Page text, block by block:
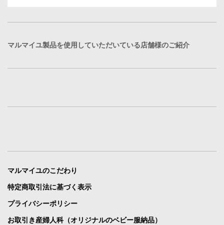
マルマイユ製品を使用していただいている店舗様のご紹介
マルマイユのこだわり
特定商取引法に基づく表示
プライバシーポリシー
お取引き産婦人科（オリジナルのベビー服納品）